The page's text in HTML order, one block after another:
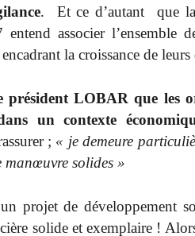
. Et ce d’autant que
associer l’ensemble
la croissance de leurs
président LOBAR que les
un contexte
; « je demeure
manœuvre solides »
projet de développement
solide et exemplaire !